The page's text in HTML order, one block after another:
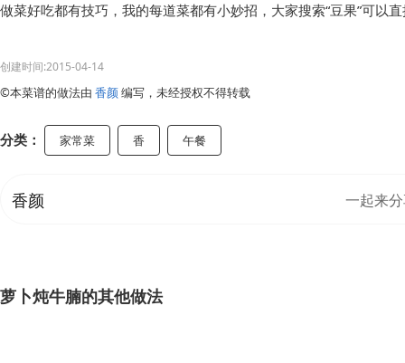
做菜好吃都有技巧，我的每道菜都有小妙招，大家搜索“豆果”可以
创建时间:2015-04-14
©本菜谱的做法由 香颜编写，未经授权不得转载
分类： 家常菜 香 午餐
香颜 一起来
萝卜炖牛腩的其他做法